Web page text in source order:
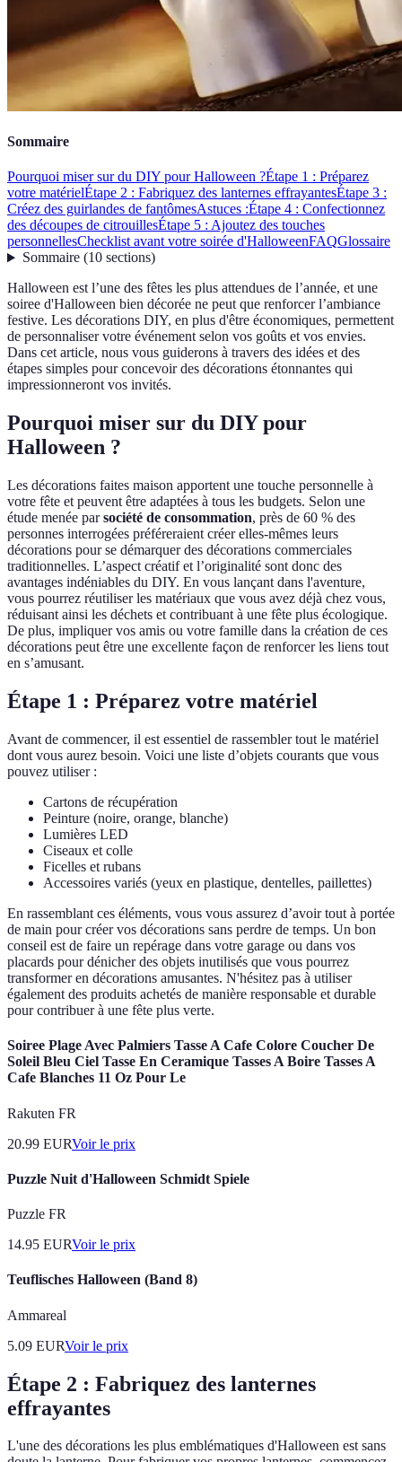
Sommaire
Pourquoi miser sur du DIY pour Halloween ?Étape 1 : Préparez
votre matérielÉtape 2 : Fabriquez des lanternes effrayantesÉtape 3 :
Créez des guirlandes de fantômesAstuces :Étape 4 : Confectionnez
des découpes de citrouillesÉtape 5 : Ajoutez des touches
personnellesChecklist avant votre soirée d'HalloweenFAQGlossaire
Sommaire(10 sections)
Halloween est l’une des fêtes les plus attendues de l’année, et une
soiree d'Halloween bien décorée ne peut que renforcer l’ambiance
festive. Les décorations DIY, en plus d'être économiques, permettent
de personnaliser votre événement selon vos goûts et vos envies.
Dans cet article, nous vous guiderons à travers des idées et des
étapes simples pour concevoir des décorations étonnantes qui
impressionneront vos invités.
Pourquoi miser sur du DIY pour
Halloween ?
Les décorations faites maison apportent une touche personnelle à
votre fête et peuvent être adaptées à tous les budgets. Selon une
étude menée parsociété de consommation, près de 60 % des
personnes interrogées préféreraient créer elles-mêmes leurs
décorations pour se démarquer des décorations commerciales
traditionnelles. L’aspect créatif et l’originalité sont donc des
avantages indéniables du DIY. En vous lançant dans l'aventure,
vous pourrez réutiliser les matériaux que vous avez déjà chez vous,
réduisant ainsi les déchets et contribuant à une fête plus écologique.
De plus, impliquer vos amis ou votre famille dans la création de ces
décorations peut être une excellente façon de renforcer les liens tout
en s’amusant.
Étape 1 : Préparez votre matériel
Avant de commencer, il est essentiel de rassembler tout le matériel
dont vous aurez besoin. Voici une liste d’objets courants que vous
pouvez utiliser :
Cartons de récupération
Peinture (noire, orange, blanche)
Lumières LED
Ciseaux et colle
Ficelles et rubans
Accessoires variés (yeux en plastique, dentelles, paillettes)
En rassemblant ces éléments, vous vous assurez d’avoir tout à portée
de main pour créer vos décorations sans perdre de temps. Un bon
conseil est de faire un repérage dans votre garage ou dans vos
placards pour dénicher des objets inutilisés que vous pourrez
transformer en décorations amusantes. N'hésitez pas à utiliser
également des produits achetés de manière responsable et durable
pour contribuer à une fête plus verte.
Soiree Plage Avec Palmiers Tasse A Cafe Colore Coucher De
Soleil Bleu Ciel Tasse En Ceramique Tasses A Boire Tasses A
Cafe Blanches 11 Oz Pour Le
Rakuten FR
20.99 EURVoir le prix
Puzzle Nuit d'Halloween Schmidt Spiele
Puzzle FR
14.95 EURVoir le prix
Teuflisches Halloween (Band 8)
Ammareal
5.09 EURVoir le prix
Étape 2 : Fabriquez des lanternes
effrayantes
L'une des décorations les plus emblématiques d'Halloween est sans